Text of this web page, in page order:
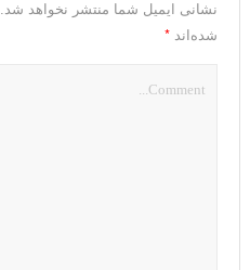
نشانی ایمیل شما منتشر نخواهد شد.
شده‌اند *